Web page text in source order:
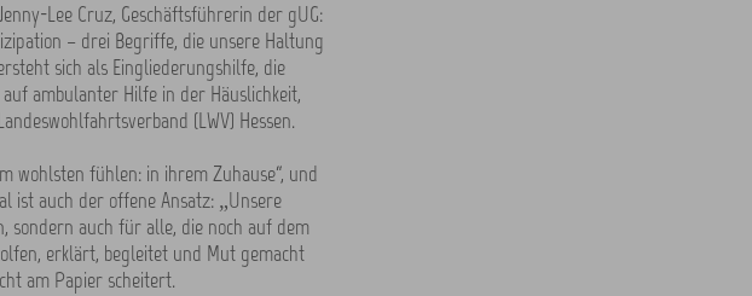
Lee Cruz, Geschäftsführerin der gUG:
– drei Begriffe, die unsere Haltung
sich als Eingliederungshilfe, die
ambulanter Hilfe in der Häuslichkeit,
(LWV) Hessen.
wohlsten fühlen: in ihrem Zuhause“, und
ist auch der offene Ansatz: „Unsere
auch für alle, die noch auf dem
erklärt, begleitet und Mut gemacht
am Papier scheitert.